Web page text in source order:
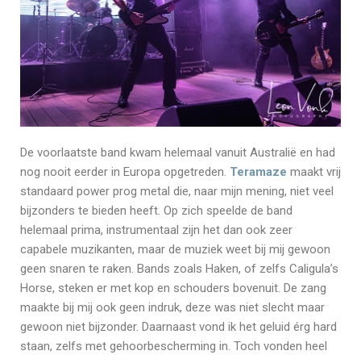
De voorlaatste band kwam helemaal vanuit Australië en had
nog nooit eerder in Europa opgetreden. Teramaze maakt vrij
standaard power prog metal die, naar mijn mening, niet veel
bijzonders te bieden heeft. Op zich speelde de band
helemaal prima, instrumentaal zijn het dan ook zeer
capabele muzikanten, maar de muziek weet bij mij gewoon
geen snaren te raken. Bands zoals Haken, of zelfs Caligula’s
Horse, steken er met kop en schouders bovenuit. De zang
maakte bij mij ook geen indruk, deze was niet slecht maar
gewoon niet bijzonder. Daarnaast vond ik het geluid érg hard
staan, zelfs met gehoorbescherming in. Toch vonden heel